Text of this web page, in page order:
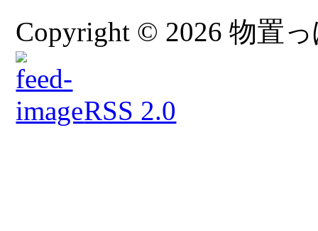
Copyright © 2026 物置
RSS 2.0